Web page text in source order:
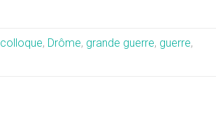
colloque, Drôme, grande guerre, guerre,